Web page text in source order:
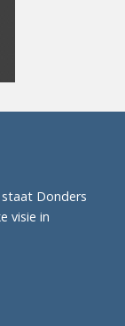
Donders
visie in